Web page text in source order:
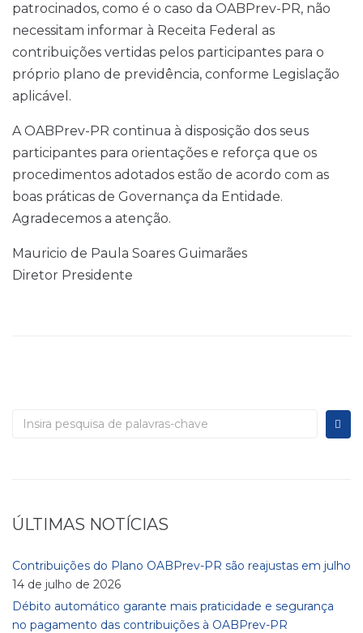
patrocinados, como é o caso da OABPrev-PR, não
necessitam informar à Receita Federal as
contribuições vertidas pelos participantes para o
próprio plano de previdência, conforme Legislação
aplicável.
A OABPrev-PR continua à disposição dos seus
participantes para orientações e reforça que os
procedimentos adotados estão de acordo com as
boas práticas de Governança da Entidade.
Agradecemos a atenção.
Mauricio de Paula Soares Guimarães
Diretor Presidente
ÚLTIMAS NOTÍCIAS
Contribuições do Plano OABPrev-PR são reajustas em julho
14 de julho de 2026
Débito automático garante mais praticidade e segurança
no pagamento das contribuições à OABPrev-PR